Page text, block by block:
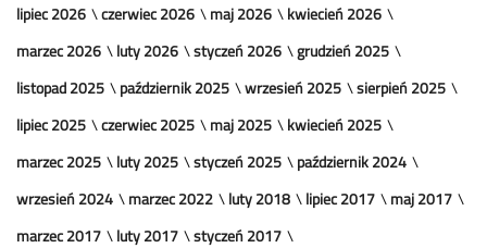
lipiec 2026
czerwiec 2026 maj 2026
kwiecień 2026
marzec 2026
luty 2026 styczeń 2026
grudzień 2025
listopad 2025
październik 2025 wrzesień 2025
sierpień 2025
lipiec 2025
czerwiec 2025 maj 2025
kwiecień 2025
marzec 2025
luty 2025 styczeń 2025
październik 2024
wrzesień 2024
marzec 2022 luty 2018 lipiec 2017
maj 2017
marzec 2017
luty 2017 styczeń 2017